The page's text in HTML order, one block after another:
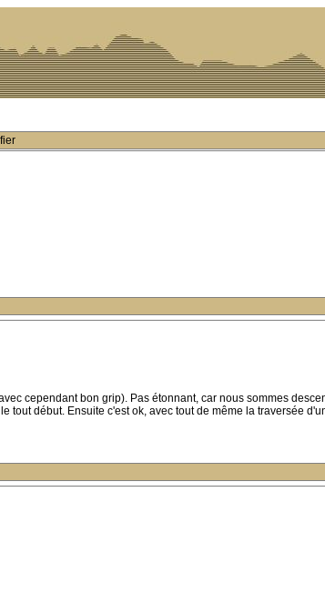
cependant bon grip). Pas étonnant, car nous sommes
début. Ensuite c'est ok, avec tout de même la traversée